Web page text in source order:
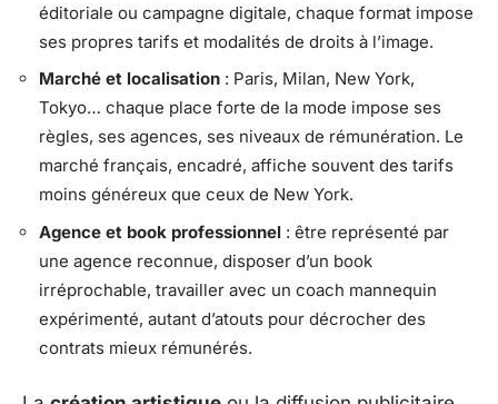
éditoriale ou campagne digitale, chaque format impose
ses propres tarifs et modalités de droits à l’image.
Marché et localisation : Paris, Milan, New York,
Tokyo… chaque place forte de la mode impose ses
règles, ses agences, ses niveaux de rémunération. Le
marché français, encadré, affiche souvent des tarifs
moins généreux que ceux de New York.
Agence et book professionnel : être représenté par
une agence reconnue, disposer d’un book
irréprochable, travailler avec un coach mannequin
expérimenté, autant d’atouts pour décrocher des
contrats mieux rémunérés.